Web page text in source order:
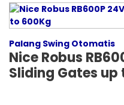
Palang Swing Otomatis
Nice Robus
Sliding Gates up